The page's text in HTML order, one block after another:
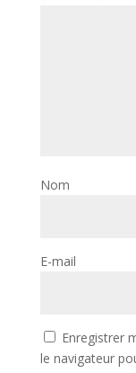
Nom
E-mail
Enregistrer
le navigateur